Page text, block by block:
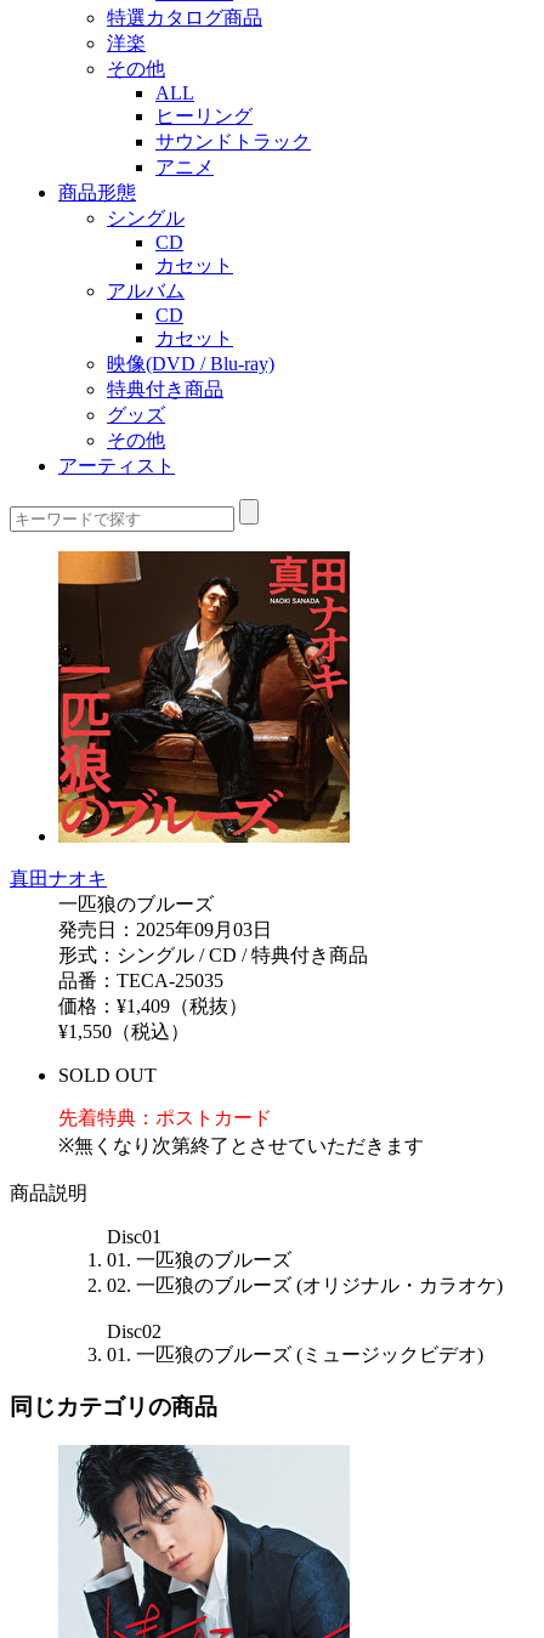
特選カタログ商品
洋楽
その他
ALL
ヒーリング
サウンドトラック
アニメ
商品形態
シングル
CD
カセット
アルバム
CD
カセット
映像(DVD / Blu-ray)
特典付き商品
グッズ
その他
アーティスト
真田ナオキ
一匹狼のブルーズ
発売日：2025年09月03日
形式：シングル / CD / 特典付き商品
品番：TECA-25035
価格：¥1,409（税抜）
¥1,550（税込）
SOLD OUT
先着特典：ポストカード
※無くなり次第終了とさせていただきます
商品説明
Disc01
01. 一匹狼のブルーズ
02. 一匹狼のブルーズ (オリジナル・カラオケ)
Disc02
01. 一匹狼のブルーズ (ミュージックビデオ)
同じカテゴリの商品